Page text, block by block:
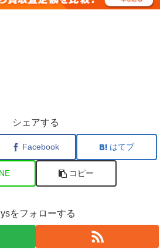
シェアする
Facebook はてブ
コピー
をフォローする